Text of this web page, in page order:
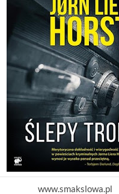
www.smakslowa.pl